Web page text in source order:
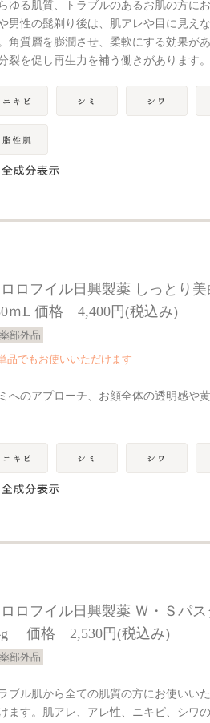
ゆる肌質、トラブルのあるお肌の方に
男性の髭剃り後は、肌アレや目に見え
角質層を膨潤させ、柔軟にする効果が
裂を促し再生力を補う働きがあります
ロフイル日興製薬 しっとり
ｍL 価格 4,400円(税込み)
部外品
品でもお使いいただけます
へのアプローチ、お顔全体の透明感や
ロフイル日興製薬 Ｗ・Ｓパス
価格 2,530円(税込み)
部外品
ブル肌から全ての肌質の方にお使いい
ます。肌アレ、アレ性、ニキビ、シワ